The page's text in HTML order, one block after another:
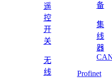
遥
控
开
关
无
线
备
集
线
器
Profinet